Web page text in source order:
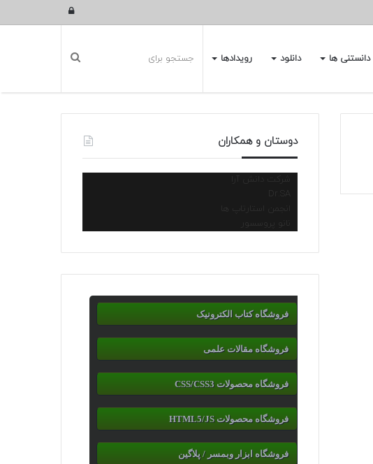
ورود
دانستنی ها دانلود رویدادها
دوستان و همکاران
شرکت دانش آرا
انجمن استارتاپ ها
نانو پروسسور
فروشگاه کتاب الکترونیک
فروشگاه مقالات علمی
فروشگاه محصولات CSS/CSS3
فروشگاه محصولات HTML5/JS
فروشگاه ابزار وبمسر / پلاگین